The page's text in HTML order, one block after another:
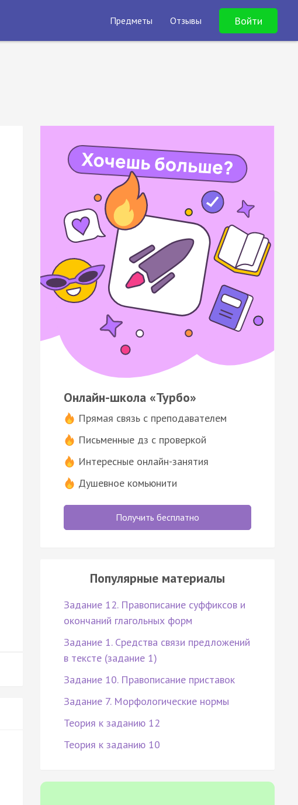
Предметы Отзывы Войти
Онлайн-школа «Турбо»
Прямая связь с преподавателем
Письменные дз с проверкой
Интересные онлайн-занятия
Душевное комьюнити
Получить бесплатно
Популярные материалы
Задание 12. Правописание суффиксов и
окончаний глагольных форм
Задание 1. Средства связи предложений
в тексте (задание 1)
Задание 10. Правописание приставок
Задание 7. Морфологические нормы
Теория к заданию 12
Теория к заданию 10